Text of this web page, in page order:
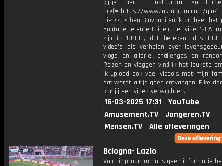
kijkje hier: - Instagram: <a
href="https://www.instagram.com/
hier</a> ben Giovanni en ik probeer het
YouTube te entertainen met video's! Al
zijn in 1080p, dat betekent dus HD!
video's als verhalen over
vlogs en allerlei challenges en
Reizen en vloggen vind ik het leukste
Ik upload ook veel video's met mijn
dat wordt altijd goed ontvangen. Elke
kan jij een video verwachten.
16-03-2025 17:31
YouTube
Amusement.TV
Jongeren.TV
Mensen.TV
Alle afleveringen
Bologna- Lazio
Van dit programma is geen informatie